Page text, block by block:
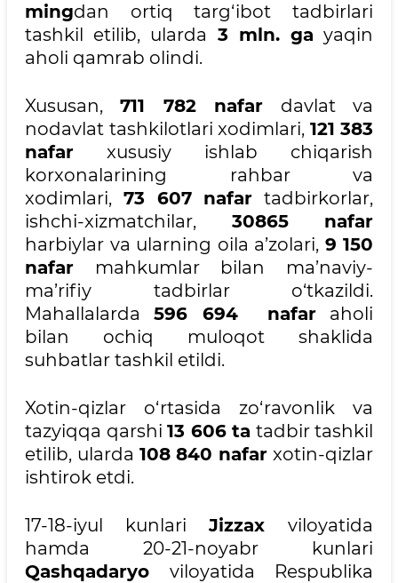
mingdan ortiq targ‘ibot tadbirlari
tashkil etilib, ularda 3 mln. ga yaqin
aholi qamrab olindi.
Xususan,711 782 nafar davlat va
nodavlat tashkilotlari xodimlari, 121 383
nafar xususiy ishlab chiqarish
korxonalarining rahbar va
xodimlari, 73 607 nafar tadbirkorlar,
ishchi-xizmatchilar, 30865 nafar
harbiylar va ularning oila a’zolari, 9 150
nafar mahkumlar bilan ma’naviy-
ma’rifiy tadbirlar o‘tkazildi.
Mahallalarda596 694 nafaraholi
bilan ochiq muloqot shaklida
suhbatlar tashkil etildi.
Xotin-qizlar o‘rtasida zo‘ravonlik va
tazyiqqa qarshi 13 606 ta tadbir tashkil
etilib, ularda 108 840 nafar xotin-qizlar
ishtirok etdi.
17-18-iyul kunlari Jizzax viloyatida
hamda 20-21-noyabr kunlari
Qashqadaryo viloyatida Respublika